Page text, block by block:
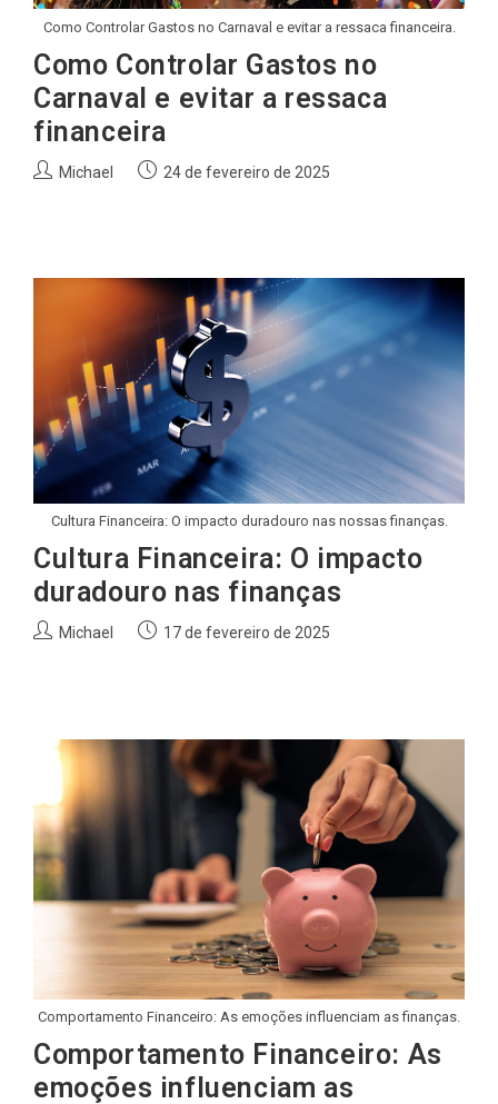
Como Controlar Gastos no Carnaval e evitar a ressaca financeira.
Como Controlar Gastos no
Carnaval e evitar a ressaca
financeira
AutorMichael
Post24 de fevereiro de 2025
Cultura Financeira: O impacto duradouro nas nossas finanças.
Cultura Financeira: O impacto
duradouro nas finanças
AutorMichael
Post17 de fevereiro de 2025
Comportamento Financeiro: As emoções influenciam as finanças.
Comportamento Financeiro: As
emoções influenciam as